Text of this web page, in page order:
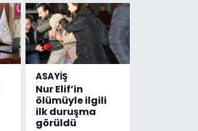
ASAYİŞ
Nur Elif’in
ölümüyle ilgili
ilk duruşma
görüldü